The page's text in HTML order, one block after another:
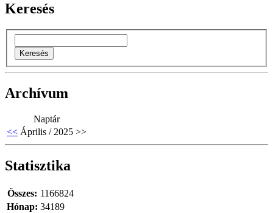
Keresés
Archívum
Naptár
<< Április / 2025 >>
Statisztika
Összes: 1166824
Hónap: 34189